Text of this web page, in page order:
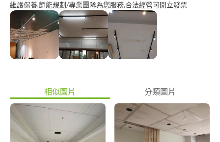
維護保養,節能規劃/專業團隊為您服務,合法經營可開立發票
相似圖片 分類圖片